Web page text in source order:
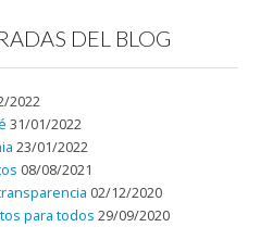
DEL BLOG
2022
31/01/2022
23/01/2022
08/08/2021
02/12/2020
para todos 29/09/2020